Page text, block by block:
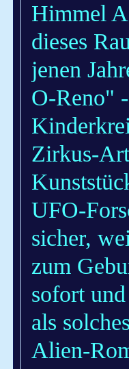
Himmel
dieses
jenen
O-Reno"
Zirkus-
UFO-
sicher,
zum
sofort
als
Alien-